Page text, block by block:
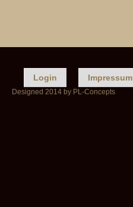
Login Impressum
Designed 2014 by PL-Concepts